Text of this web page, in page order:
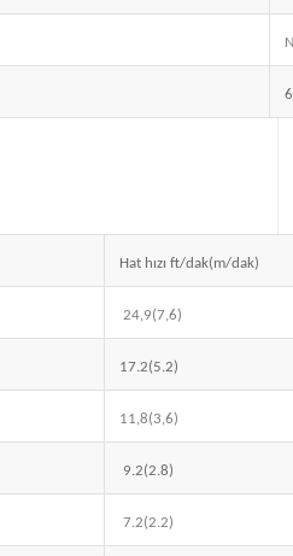
Hat hızı ft/dak(m/dak)
24,9(7,6)
17.2(5.2)
11,8(3,6)
9.2(2.8)
7.2(2.2)